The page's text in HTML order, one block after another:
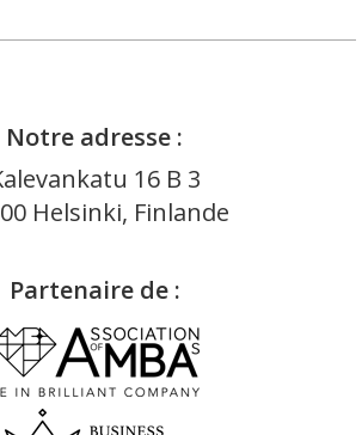
Notre adresse :
16 B 3
Helsinki, Finlande
Partenaire de :